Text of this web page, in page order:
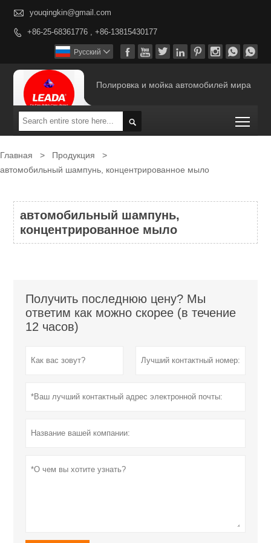
 youqingkin@gmail.com
 +86-25-68361776 , +86-13815430177
       
Pусский 
Полировка и мойка автомобилей мира

Главная > Продукция
>
автомобильный шампунь, концентрированное мыло
автомобильный шампунь,
концентрированное мыло
Получить последнюю цену? Мы
ответим как можно скорее (в течение
12 часов)